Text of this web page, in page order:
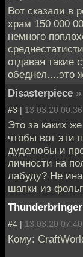
Вот сказали в
храм 150 000
немного
отдавая
обеднел....это
Disasterpiece »
#3 | 13.03.20 00:36
Это за каких
чтобы вот эти
дуделюбы и
личности на
лабуду? Не
шапки из
Thunderbringer
#4 | 13.03.20 07:40
Кому: